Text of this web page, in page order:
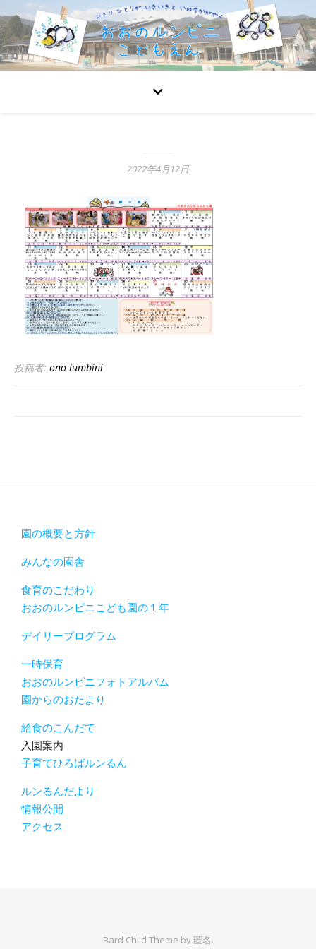
2022年4月12日
投稿者: ono-lumbini
園の概要と方針
みんなの園舎
食育のこだわり
おおのルンビニこども園の１年
デイリープログラム
一時保育
おおのルンビニフォトアルバム
園からのおたより
給食のこんだて
入園案内
子育てひろばルンるん
ルンるんだより
情報公開
アクセス
Bard Child Theme by 匿名.